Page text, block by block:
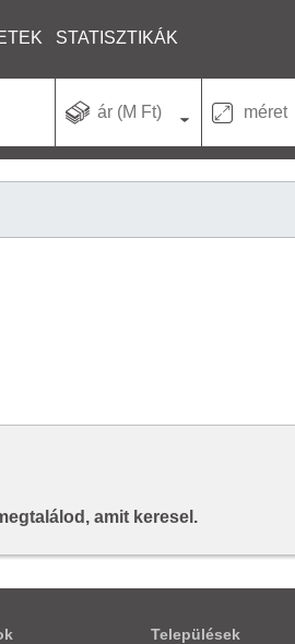
STATISZTIKÁK
ár (M Ft) méret
amit keresel.
Települések